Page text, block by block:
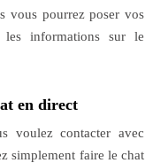
vous pourrez poser vos
les informations sur le
en direct
voulez contacter avec
simplement faire le chat